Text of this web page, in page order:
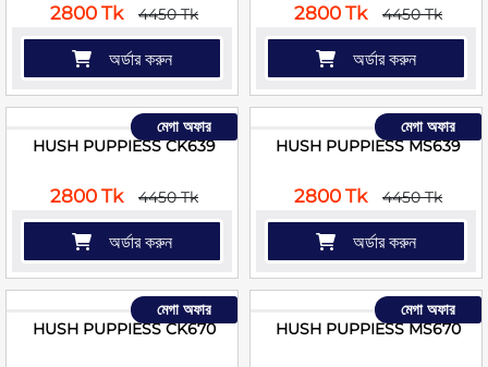
2800 Tk 4450 Tk
অর্ডার করুন
2800 Tk 4450 Tk
অর্ডার করুন
মেগা অফার
HUSH PUPPIESS CK639
2800 Tk 4450 Tk
অর্ডার করুন
মেগা অফার
HUSH PUPPIESS MS639
2800 Tk 4450 Tk
অর্ডার করুন
মেগা অফার
HUSH PUPPIESS CK670
মেগা অফার
HUSH PUPPIESS MS670